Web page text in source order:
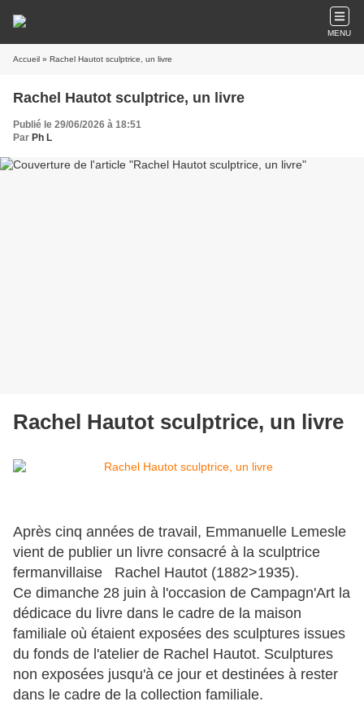
MENU
Accueil » Rachel Hautot sculptrice, un livre
Rachel Hautot sculptrice, un livre
Publié le 29/06/2026 à 18:51
Par Ph L
Rachel Hautot sculptrice, un livre
Après cinq années de travail, Emmanuelle Lemesle
vient de publier un livre consacré à la sculptrice
fermanvillaise Rachel Hautot (1882>1935).
Ce dimanche 28 juin à l'occasion de Campagn'Art la
dédicace du livre dans le cadre de la maison
familiale où étaient exposées des sculptures issues
du fonds de l'atelier de Rachel Hautot. Sculptures
non exposées jusqu'à ce jour et destinées à rester
dans le cadre de la collection familiale.